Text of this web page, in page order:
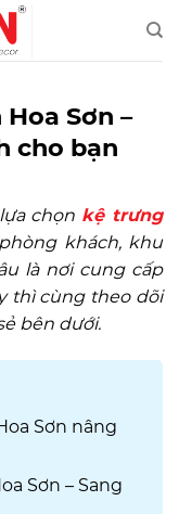
Sơn –
cho bạn
chọn kệ trưng
khách, khu
là nơi cung cấp
thì cùng theo dõi
bên dưới.
Sơn nâng
Sơn – Sang